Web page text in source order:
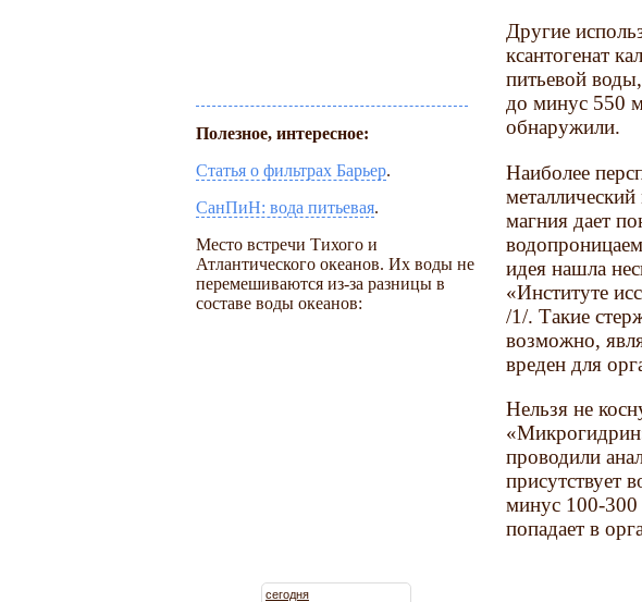
Полезное, интересное:
Статья о фильтрах Барьер.
СанПиН: вода питьевая.
Место встречи Тихого и
Атлантического океанов. Их воды не
перемешиваются из-за разницы в
составе воды океанов:
сегодня
Другие
ксантогенат
питьевой
до минус 550
обнаружили.
Наиболее
магния дает
идея нашла
«Институте
/1/. Такие
возможно,
вреден для
Нельзя не
проводили
присутствует
минус 100-300
попадает в